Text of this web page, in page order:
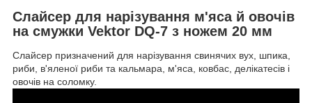
Слайсер для нарізування м'яса й овочів
на смужки Vektor DQ-7 з ножем 20 мм
Слайсер призначений для нарізування свинячих вух, шпика,
риби, в'яленої риби та кальмара, м'яса, ковбас, делікатесів і
овочів на соломку.